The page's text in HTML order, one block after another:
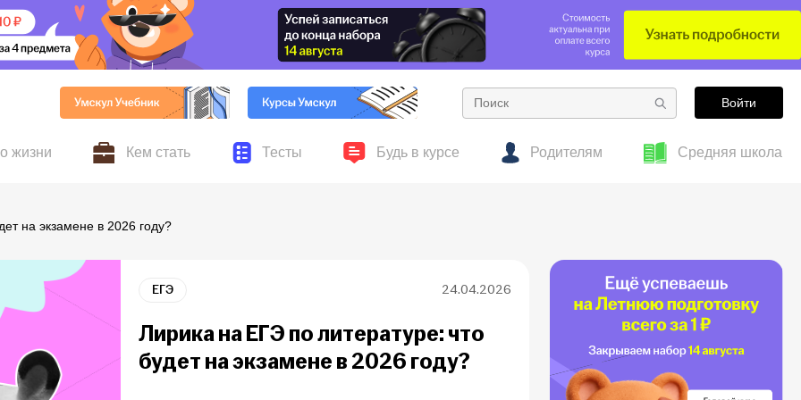
Войти
жизни
и увлечения
Кем стать
профессии
Тесты Будь в курсе Родителям Средняя школа
на экзамене в 2026 году?
ЕГЭ 24.04.2026
Лирика на ЕГЭ по литературе: что
будет на экзамене в 2026 году?